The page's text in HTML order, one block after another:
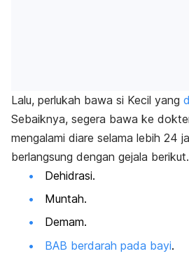
Lalu, perlukah bawa si Kecil yang
Sebaiknya, segera bawa ke
mengalami diare selama lebih 24
berlangsung dengan gejala berikut.
Dehidrasi.
Muntah.
Demam.
BAB berdarah pada bayi.